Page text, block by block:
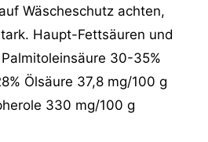
Wäscheschutz achten,
Haupt-Fettsäuren und
30-35%
Ölsäure 37,8 mg/100 g
330 mg/100 g